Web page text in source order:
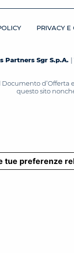
PRIVACY E
Partners Sgr S.p.A. |
Documento
questo sito
tue preferenze